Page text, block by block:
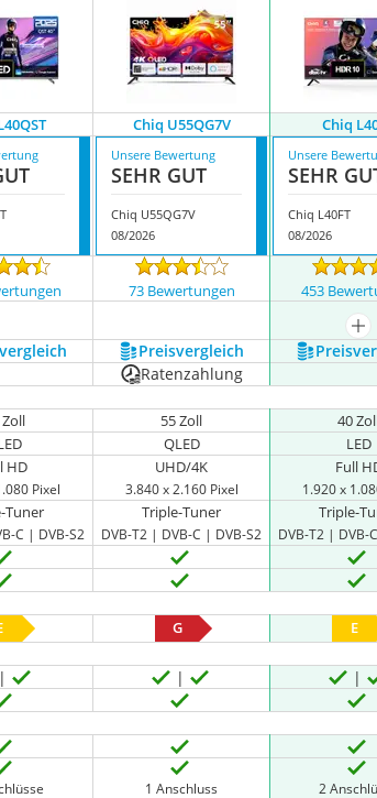
Chiq U55QG7V Chiq
Unsere Bewertung
SEHR GUT
Chiq U55QG7V
08/2026
Unsere
SEHR
Chiq L40FT
08/2026
73 Bewertungen 453
Preis­vergleich
Ratenzahlung
55 Zoll 40
QLED LED
HD
Pixel
UHD/4K
3.840 x 2.160 Pixel
Full
1.920 x
Tuner
C | DVB-S2
Triple-Tuner
DVB-T2 | DVB-C | DVB-S2
Triple-
DVB-T2 | DVB-
G E
1 Anschluss 2